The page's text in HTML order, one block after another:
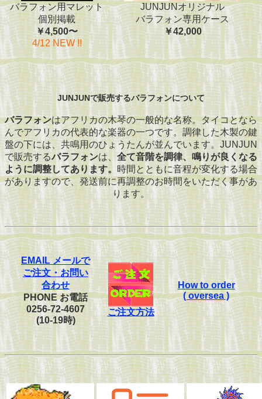
バラフォン用マレット
個別掲載
￥4,500〜
4/12 NEW !!
JUNJUNオリジナル
バラフォン専用ケース
￥42,000
JUNJUNで販売するバラフォンについて
バラフォンはアフリカの木琴の一般的な名称。タイコとなら
んでアフリカの代表的な楽器の一つです。調律した木製の鍵
盤の下には、共鳴用のひょうたんが並んでいます。JUNJUN
で販売するバラフォンは、全て音階を調律、鳴りが良くなる
ように調整してあります。時間とともに音程が変化する場合
がありますので、発送前に再調整のお時間をいただく事があ
ります。
EMAIL メールで
ご注文・お問い
合わせ
PHONE お電話
0256-72-4607
(10-19時)
ご注文方法
How to order
( oversea )